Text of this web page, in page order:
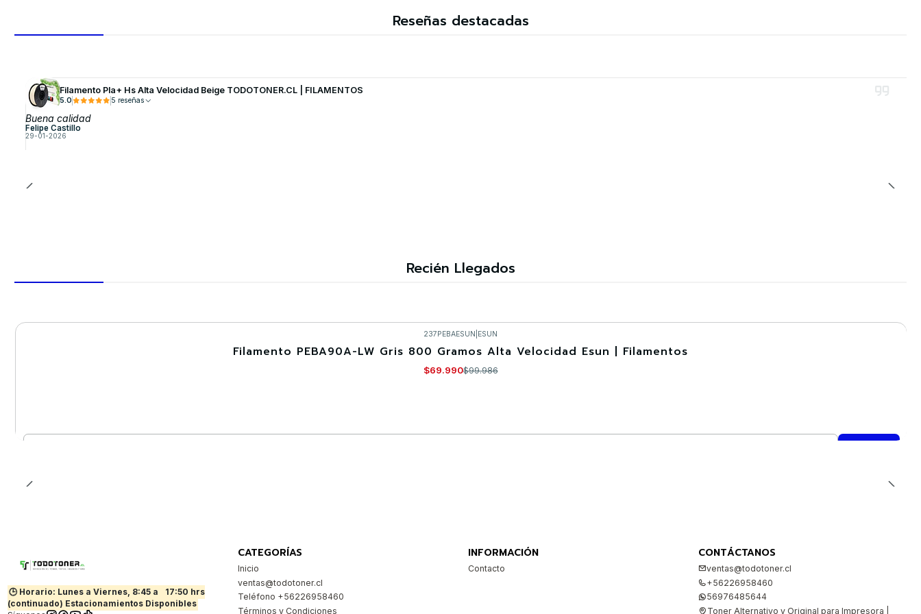
Reseñas destacadas
Filamento Pla+ Hs Alta Velocidad Beige TODOTONER.CL | FILAMENTOS
5.0 5 reseñas
Buena calidad
Felipe Castillo
29-01-2026
Recién Llegados
237PEBAESUN ESUN
Filamento PEBA90A-LW Gris 800 Gramos Alta Velocidad Esun | Filamentos
$69.990$99.986
🕒 Horario: Lunes a Viernes, 8:45 a
17:50 hrs
(continuado) Estacionamientos Disponibles
CATEGORÍAS
Inicio
ventas@todotoner.cl
Teléfono +56226958460
Términos y Condiciones
INFORMACIÓN
Contacto
CONTÁCTANOS
ventas@todotoner.cl
+56226958460
56976485644
Toner Alternativo y Original para Impresora |